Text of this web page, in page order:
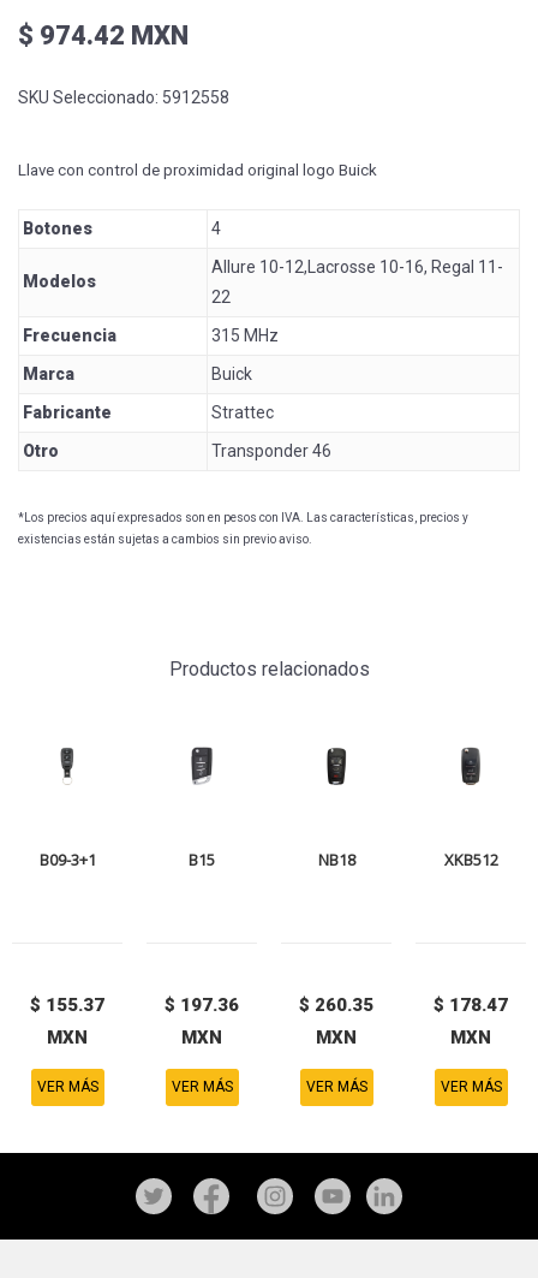
$ 974.42 MXN
SKU Seleccionado: 5912558
Llave con control de proximidad original logo Buick
Botones 4
Modelos
Allure 10-12,Lacrosse 10-16, Regal 11-
22
Frecuencia
315 MHz
Marca
Buick
Fabricante
Strattec
Otro
Transponder 46
*Los precios aquí expresados son en pesos con IVA. Las características, precios y
existencias están sujetas a cambios sin previo aviso.
Productos relacionados
B09-3+1
$ 155.37
MXN
VER MÁS
B15
$ 197.36
MXN
VER MÁS
NB18
$ 260.35
MXN
VER MÁS
XKB512
$ 178.47
MXN
VER MÁS